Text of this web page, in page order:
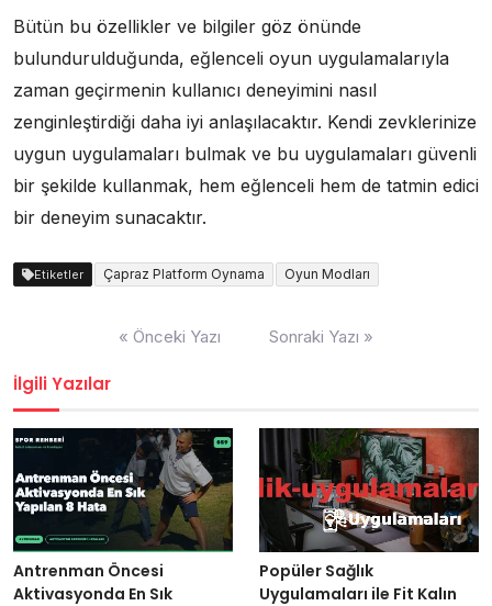
Bütün bu özellikler ve bilgiler göz önünde
bulundurulduğunda, eğlenceli oyun uygulamalarıyla
zaman geçirmenin kullanıcı deneyimini nasıl
zenginleştirdiği daha iyi anlaşılacaktır. Kendi zevklerinize
uygun uygulamaları bulmak ve bu uygulamaları güvenli
bir şekilde kullanmak, hem eğlenceli hem de tatmin edici
bir deneyim sunacaktır.
Etiketler Çapraz Platform Oynama Oyun Modları
« Önceki Yazı Sonraki Yazı »
İlgili Yazılar
Antrenman Öncesi
Aktivasyonda En Sık
Popüler Sağlık
Uygulamaları ile Fit Kalın